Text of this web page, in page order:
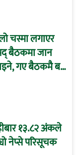
चस्मा लगाएर
बैठकमा जान
गए बैठकमै बस्न
१३.८२ अंकले
नेप्से परिसूचक